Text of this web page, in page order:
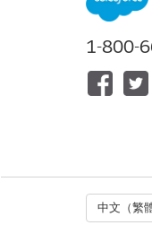
1-800-
中文（繁